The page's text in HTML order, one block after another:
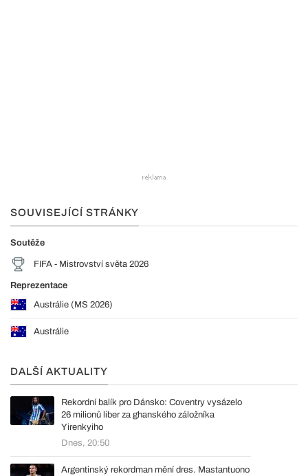
SOUVISEJÍCÍ STRÁNKY
Soutěže
FIFA - Mistrovství světa 2026
Reprezentace
Austrálie (MS 2026)
Austrálie
DALŠÍ AKTUALITY
Rekordní balík pro Dánsko: Coventry vysázelo
26 milionů liber za ghanského záložníka
Yirenkyiho
Dnes, 20:50
Argentinský rekordman mění dres. Mastantuono